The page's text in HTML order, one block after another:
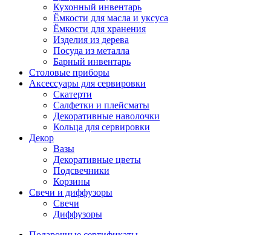
Кухонный инвентарь
Ёмкости для масла и уксуса
Ёмкости для хранения
Изделия из дерева
Посуда из металла
Барный инвентарь
Столовые приборы
Аксессуары для сервировки
Скатерти
Cалфетки и плейсматы
Декоративные наволочки
Кольца для сервировки
Декор
Вазы
Декоративные цветы
Подсвечники
Корзины
Свечи и диффузоры
Свечи
Диффузоры